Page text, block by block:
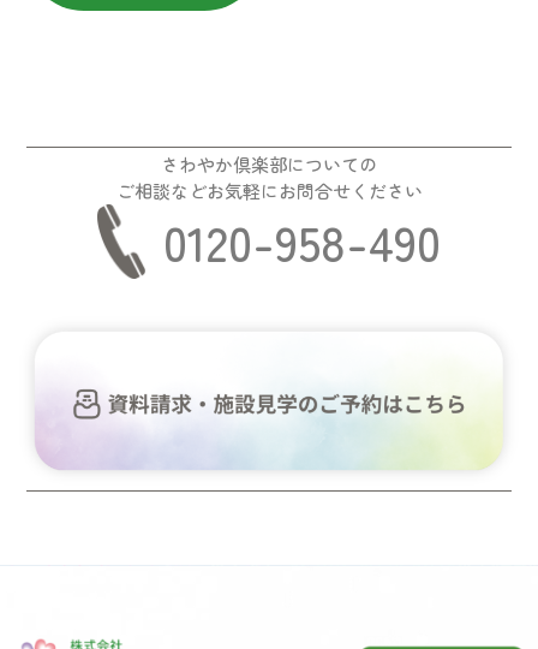
さわやか倶楽部についての
ご相談などお気軽にお問合せください
0120-958-490